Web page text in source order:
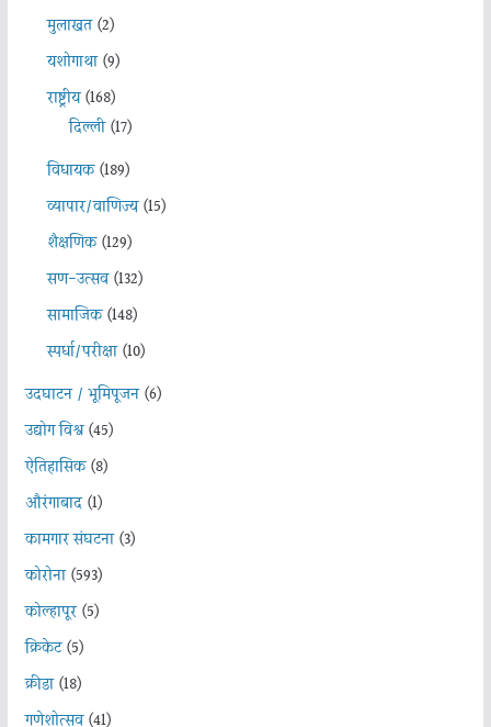
मुलाखत(2)
यशोगाथा(9)
राष्ट्रीय(168)
दिल्ली(17)
विधायक(189)
व्यापार/वाणिज्य(15)
शैक्षणिक(129)
सण-उत्सव(132)
सामाजिक(148)
स्पर्धा/परीक्षा(10)
उदघाटन / भूमिपूजन(6)
उद्योग विश्व(45)
ऐतिहासिक(8)
औरंगाबाद(1)
कामगार संघटना(3)
कोरोना(593)
कोल्हापूर(5)
क्रिकेट(5)
क्रीडा(18)
गणेशोत्सव(41)